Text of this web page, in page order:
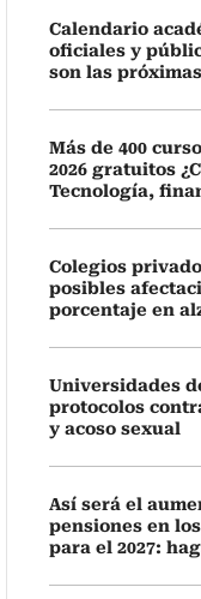
Calendario
oficiales y
son las
Más de 400
2026 gratuitos
Tecnología,
Colegios
posibles
porcentaje en
Universidades
protocolos
y acoso sexual
Así será el
pensiones en
para el 2027: